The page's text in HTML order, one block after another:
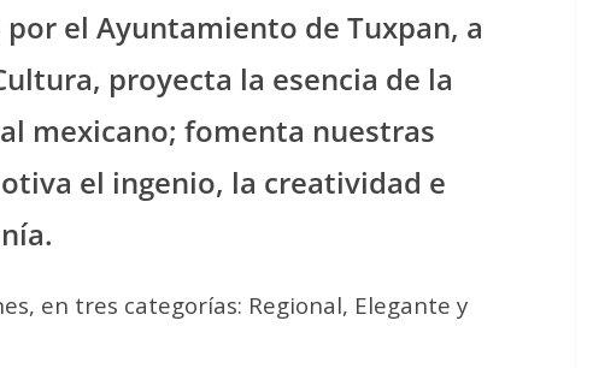
el Ayuntamiento de Tuxpan, a
proyecta la esencia de la
mexicano; fomenta nuestras
el ingenio, la creatividad e
en tres categorías: Regional, Elegante y